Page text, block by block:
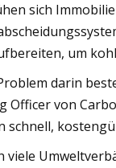
sich
um
darin
Officer von
schnell,
viele